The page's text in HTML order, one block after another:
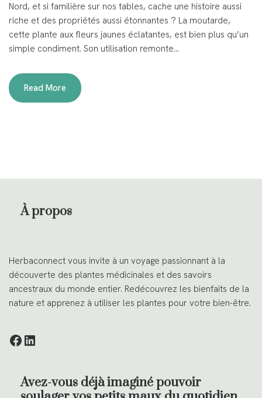
Nord, et si familière sur nos tables, cache une histoire aussi
riche et des propriétés aussi étonnantes ? La moutarde,
cette plante aux fleurs jaunes éclatantes, est bien plus qu’un
simple condiment. Son utilisation remonte…
Read More
À propos
Herbaconnect vous invite à un voyage passionnant à la
découverte des plantes médicinales et des savoirs
ancestraux du monde entier. Redécouvrez les bienfaits de la
nature et apprenez à utiliser les plantes pour votre bien-être.
Avez-vous déjà imaginé pouvoir